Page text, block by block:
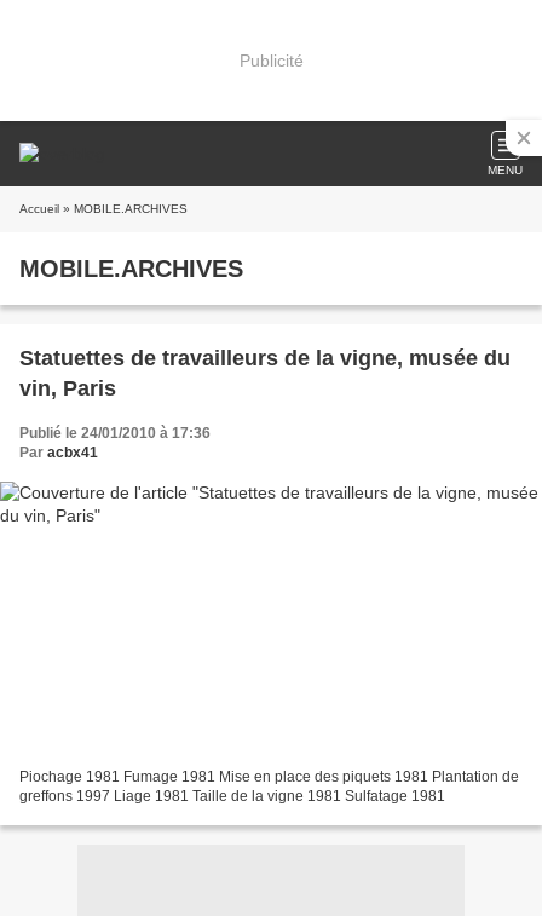
Publicité
MENU
Accueil » MOBILE.ARCHIVES
MOBILE.ARCHIVES
Statuettes de travailleurs de la vigne, musée du
vin, Paris
Publié le 24/01/2010 à 17:36
Par acbx41
Piochage 1981 Fumage 1981 Mise en place des piquets 1981 Plantation de
greffons 1997 Liage 1981 Taille de la vigne 1981 Sulfatage 1981